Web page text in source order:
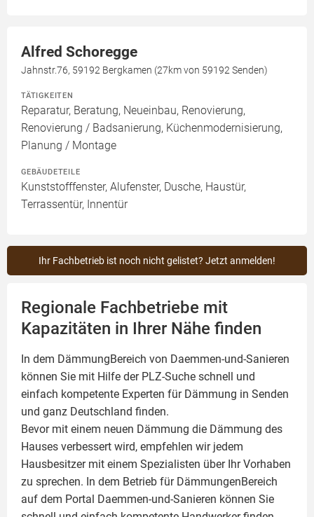
Alfred Schoregge
Jahnstr.76, 59192 Bergkamen (27km von 59192 Senden)
TÄTIGKEITEN
Reparatur, Beratung, Neueinbau, Renovierung,
Renovierung / Badsanierung, Küchenmodernisierung,
Planung / Montage
GEBÄUDETEILE
Kunststofffenster, Alufenster, Dusche, Haustür,
Terrassentür, Innentür
Ihr Fachbetrieb ist noch nicht gelistet? Jetzt anmelden!
Regionale Fachbetriebe mit
Kapazitäten in Ihrer Nähe finden
In dem DämmungBereich von Daemmen-und-Sanieren
können Sie mit Hilfe der PLZ-Suche schnell und
einfach kompetente Experten für Dämmung in Senden
und ganz Deutschland finden.
Bevor mit einem neuen Dämmung die Dämmung des
Hauses verbessert wird, empfehlen wir jedem
Hausbesitzer mit einem Spezialisten über Ihr Vorhaben
zu sprechen. In dem Betrieb für DämmungenBereich
auf dem Portal Daemmen-und-Sanieren können Sie